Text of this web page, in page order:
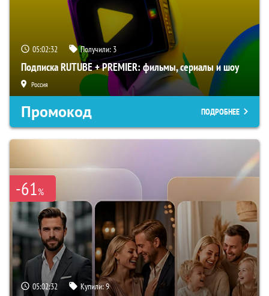
05:02:31 Получили: 3
Подписка RUTUBE + PREMIER: фильмы, сериалы и шоу
Россия
Промокод ПОДРОБНЕЕ
-61%
05:02:31 Купили:9